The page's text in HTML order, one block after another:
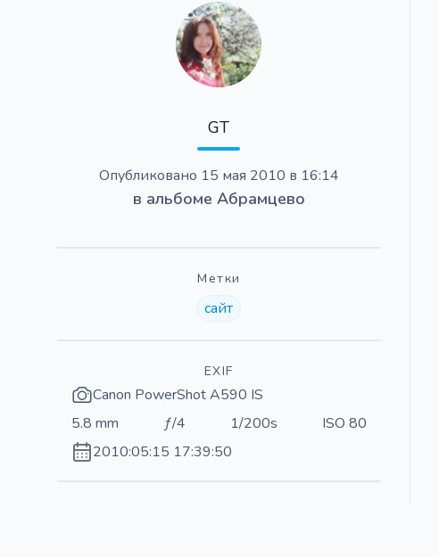
GT
Опубликовано 15 мая 2010 в 16:14
в альбоме Абрамцево
Метки
сайт
EXIF
Canon PowerShot A590 IS
5.8 mm
ƒ/4 1/200s
ISO 80
2010:05:15 17:39:50